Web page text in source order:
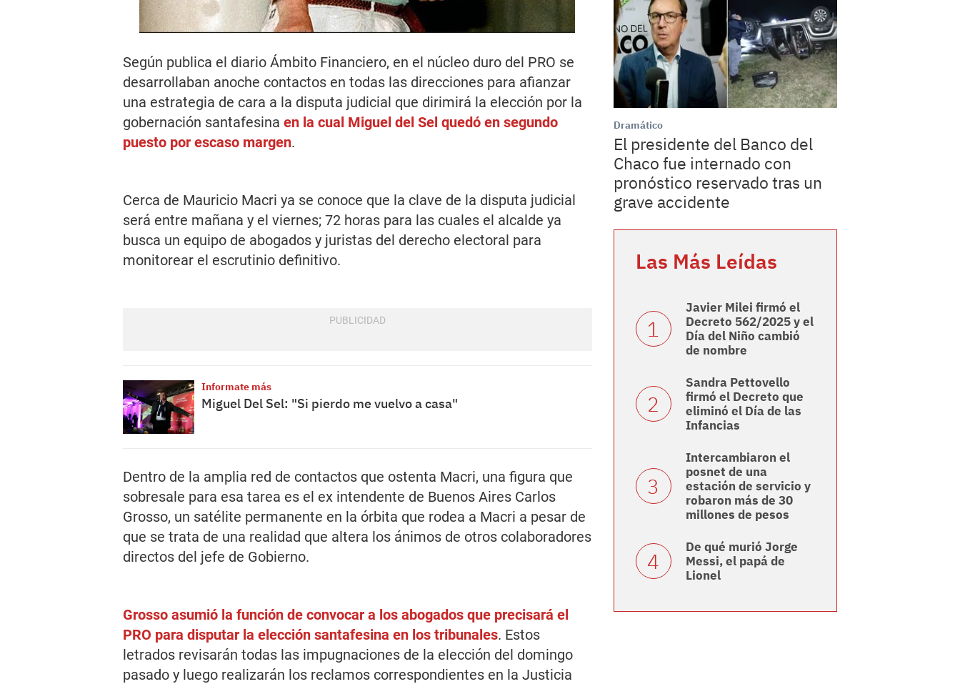
Según publica el diario Ámbito Financiero, en el núcleo duro del PRO se
desarrollaban anoche contactos en todas las direcciones para afianzar
una estrategia de cara a la disputa judicial que dirimirá la elección por la
gobernación santafesina en la cual Miguel del Sel quedó en segundo
puesto por escaso margen.
Cerca de Mauricio Macri ya se conoce que la clave de la disputa judicial
será entre mañana y el viernes; 72 horas para las cuales el alcalde ya
busca un equipo de abogados y juristas del derecho electoral para
monitorear el escrutinio definitivo.
Informate más
Miguel Del Sel: "Si pierdo me vuelvo a casa"
Dentro de la amplia red de contactos que ostenta Macri, una figura que
sobresale para esa tarea es el ex intendente de Buenos Aires Carlos
Grosso, un satélite permanente en la órbita que rodea a Macri a pesar de
que se trata de una realidad que altera los ánimos de otros colaboradores
directos del jefe de Gobierno.
Grosso asumió la función de convocar a los abogados que precisará el
PRO para disputar la elección santafesina en los tribunales. Estos
letrados revisarán todas las impugnaciones de la elección del domingo
pasado y luego realizarán los reclamos correspondientes en la Justicia
Dramático
El presidente del Banco del
Chaco fue internado con
pronóstico reservado tras un
grave accidente
Las Más Leídas
Javier Milei firmó el
Decreto 562/2025 y el
Día del Niño cambió
de nombre
Sandra Pettovello
firmó el Decreto que
eliminó el Día de las
Infancias
Intercambiaron el
posnet de una
estación de servicio y
robaron más de 30
millones de pesos
De qué murió Jorge
Messi, el papá de
Lionel